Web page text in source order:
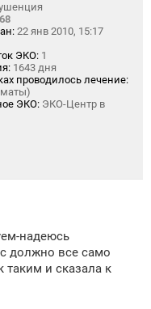
22 янв 2010, 15:17
ЭКО: 1
1643 дня
проводилось лечение:
ЭКО: ЭКО-Центр в
надеюсь
должно все само
таким и сказала к